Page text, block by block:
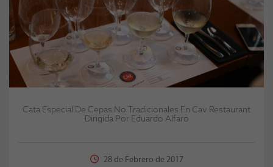
Cata Especial De Cepas No Tradicionales En Cav Restaurant
Dirigida Por Eduardo Alfaro
28 de Febrero de 2017